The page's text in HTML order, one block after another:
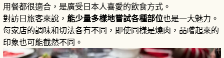
用餐都很適合，是廣受日本人喜愛的飲食方式。
對訪日旅客來說， 能少量多樣地嘗試各種部位也是一大魅力。
每家店的調味和切法各有不同，即使同樣是燒肉，品嚐起來的
印象也可能截然不同。